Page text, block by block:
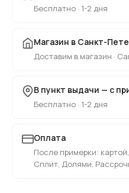
Бесплатно · 1-2 дня
Магазин в Санкт-
Доставим в магазин ·
В пункт выдачи — с
Бесплатно · 1-2 дня
Оплата
После примерки:
Сплит, Долями,